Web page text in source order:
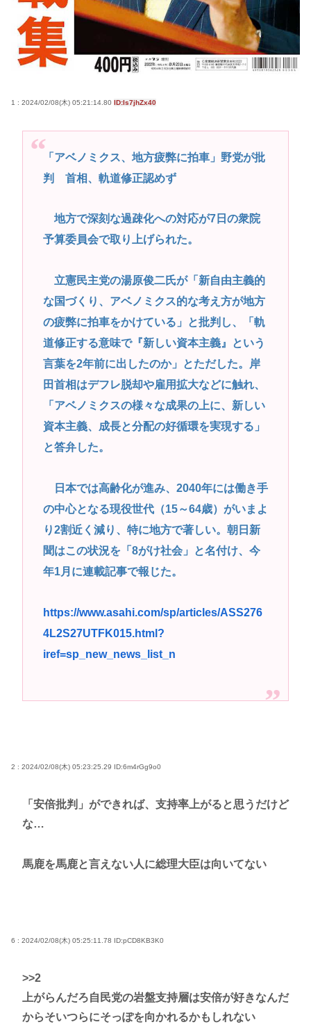
Powered by livedoor 相互RSS
1 : 2024/02/08(木) 05:21:14.80 ID:Is7jhZx40
「アベノミクス、地方疲弊に拍車」野党が批
判 首相、軌道修正認めず
地方で深刻な過疎化への対応が7日の衆院
予算委員会で取り上げられた。
立憲民主党の湯原俊二氏が「新自由主義的
な国づくり、アベノミクス的な考え方が地方
の疲弊に拍車をかけている」と批判し、「軌
道修正する意味で『新しい資本主義』という
言葉を2年前に出したのか」とただした。岸
田首相はデフレ脱却や雇用拡大などに触れ、
「アベノミクスの様々な成果の上に、新しい
資本主義、成長と分配の好循環を実現する」
と答弁した。
日本では高齢化が進み、2040年には働き手
の中心となる現役世代（15～64歳）がいまよ
り2割近く減り、特に地方で著しい。朝日新
聞はこの状況を「8がけ社会」と名付け、今
年1月に連載記事で報じた。
https://www.asahi.com/sp/articles/ASS276
4L2S27UTFK015.html?
iref=sp_new_news_list_n
2 : 2024/02/08(木) 05:23:25.29 ID:6m4rGg9o0
「安倍批判」ができれば、支持率上がると思うだけど
な…
馬鹿を馬鹿と言えない人に総理大臣は向いてない
6 : 2024/02/08(木) 05:25:11.78 ID:pCD8KB3K0
>>2
上がらんだろ自民党の岩盤支持層は安倍が好きなんだ
からそいつらにそっぽを向かれるかもしれない